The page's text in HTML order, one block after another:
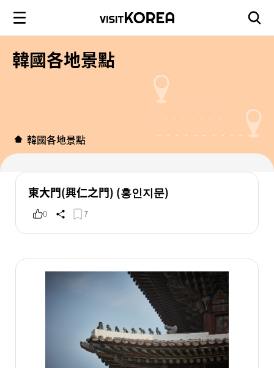
韓國各地景點
韓國各地景點
東大門(興仁之門) (흥인지문)
0 7